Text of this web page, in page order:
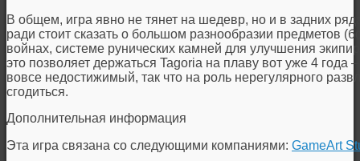
В общем, игра явно не тянет на шедевр, но и в задних
ради стоит сказать о большом разнообразии предметов
войнах, системе рунических камней для улучшения
это позволяет держаться Tagoria на плаву вот уже 4 года
вовсе недостижимый, так что на роль нерегулярного
сгодиться.
Дополнительная информация
Эта игра связана со следующими компаниями: GameArt